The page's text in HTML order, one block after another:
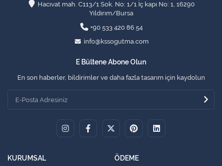
Hacıvat mah. C113/1 Sok. No: 1/1 İç kapı No: 1, 16290
Yıldırım/Bursa
+90 533 420 86 54
info@kssogutma.com
E Bültene Abone Olun
En son haberler, bildirimler ve daha fazla tasarım için kaydolun
KURUMSAL ÖDEME